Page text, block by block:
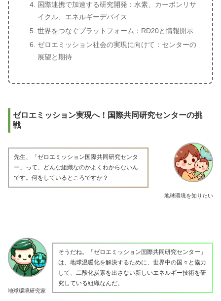
国際連携で加速する研究開発：水素、カーボンリサ
イクル、エネルギーデバイス
世界をつなぐプラットフォーム：RD20と情報開示
ゼロエミッション社会の実現に向けて：センターの
展望と期待
ゼロエミッション実現へ！国際共同研究センターの挑
戦
地球環境を知りたい
先生、「ゼロエミッション国際共同研究センタ
ー」って、どんな組織なのかよくわからないん
です。何をしているところですか？
地球環境研究家
そうだね。「ゼロエミッション国際共同研究センター」
は、地球温暖化を解決するために、世界中の国々と協力
して、二酸化炭素を出さない新しいエネルギー技術を研
究している組織なんだ。